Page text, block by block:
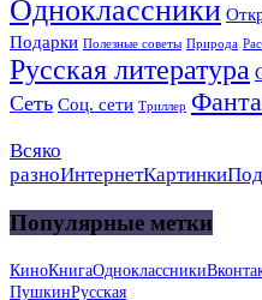
Одноклассники
Подарки Полезные советы Природа
Русская литература
Сеть Соц. сети Триллер
Всяко
разноИнтернетКартинки
Популярные метки
КиноКнигаОдноклассники
ПушкинРусская